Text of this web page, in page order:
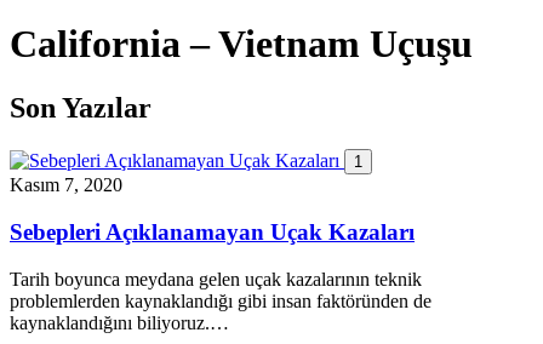
California – Vietnam Uçuşu
Son Yazılar
1
Kasım 7, 2020
Sebepleri Açıklanamayan Uçak Kazaları
Tarih boyunca meydana gelen uçak kazalarının teknik
problemlerden kaynaklandığı gibi insan faktöründen de
kaynaklandığını biliyoruz.…